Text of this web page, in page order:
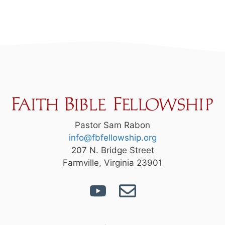
Pastor Sam Rabon
info@fbfellowship.org
207 N. Bridge Street
Farmville, Virginia 23901